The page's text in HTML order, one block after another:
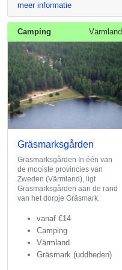
meer informatie
Camping Värmland
Gräsmarksgården
Gräsmarksgården In één van
de mooiste provincies van
Zweden (Värmland), ligt
Gräsmarksgården aan de rand
van het dorpje Gräsmark.
vanaf €14
Camping
Värmland
Gräsmark (uddheden)